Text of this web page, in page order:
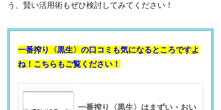
う、賢い活用術もぜひ検討してみてください！
一番搾り〈黒生〉の口コミも気になるところですよ
ね！こちらもご覧ください！
一番搾り〈黒生〉はまずい・おい